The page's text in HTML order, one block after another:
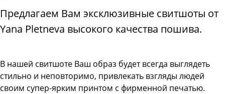
Предлагаем Вам эксклюзивные свитшоты от
Yana Pletneva высокого качества пошива.
В нашей свитшоте Ваш образ будет всегда выглядеть
стильно и неповторимо, привлекать взгляды людей
своим супер-ярким принтом с фирменной печатью.